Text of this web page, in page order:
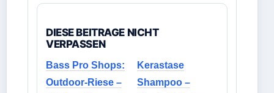
DIESE BEITRAGE NICHT
VERPASSEN
Bass Pro Shops:
Outdoor-Riese –
Kerastase
Shampoo –